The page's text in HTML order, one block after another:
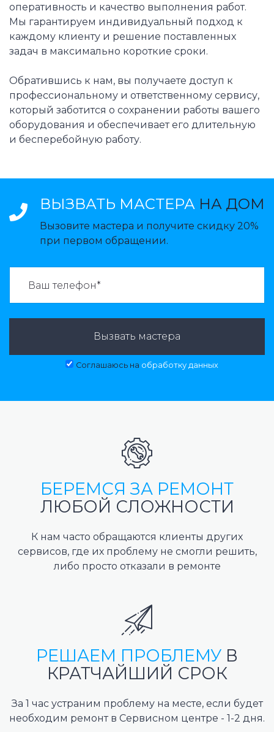
оперативность и качество выполнения работ.
Мы гарантируем индивидуальный подход к
каждому клиенту и решение поставленных
задач в максимально короткие сроки.
Обратившись к нам, вы получаете доступ к
профессиональному и ответственному сервису,
который заботится о сохранении работы вашего
оборудования и обеспечивает его длительную
и бесперебойную работу.
ВЫЗВАТЬ МАСТЕРА НА ДОМ
Вызовите мастера и получите скидку 20%
при первом обращении.
Вызвать мастера
Соглашаюсь на обработку данных
БЕРЕМСЯ ЗА РЕМОНТ
ЛЮБОЙ СЛОЖНОСТИ
К нам часто обращаются клиенты других
сервисов, где их проблему не смогли решить,
либо просто отказали в ремонте
РЕШАЕМ ПРОБЛЕМУ В
КРАТЧАЙШИЙ СРОК
За 1 час устраним проблему на месте, если будет
необходим ремонт в Сервисном центре - 1-2 дня.